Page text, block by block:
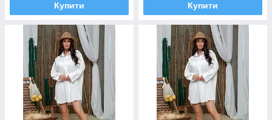
Купити Купити